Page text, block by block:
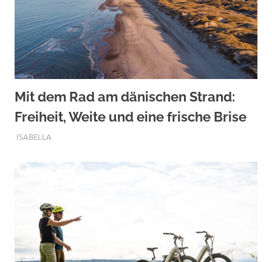
Mit dem Rad am dänischen Strand:
Freiheit, Weite und eine frische Brise
OKTOBER 12, 2025
ISABELLA